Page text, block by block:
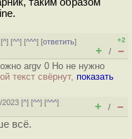
^] [^^] [^^^] [ответить]
+2
+ / –
argv 0 Но не нужно
текст свёрнут, показать
2023 [^] [^^] [^^^]
+ / –
всё.